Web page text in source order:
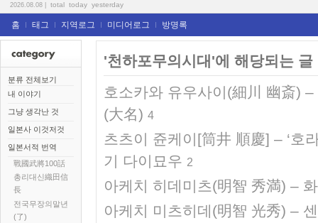
2026.08.08 total today yesterday
홈 태그 지역로그 미디어로그 방명록
분류 전체보기
내 이야기
그냥 생각난 것
일본사 이것저것
일본서적 번역
戰國武將100話
총리대신織田信
長
전국무장의말년
(了)
'천하포무의시대'에 해당되는 글
호소카와 유우사이(細川 幽斎)
(大名) 4
츠츠이 쥰케이[筒井 順慶] – ‘호
기 다이묘우 2
아케치 히데미츠(明智 秀満) –
아케치 미츠히데(明智 光秀) –